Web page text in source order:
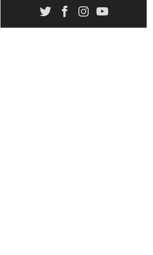
aniversario el próximo 31 de
enero (19/12/2016)